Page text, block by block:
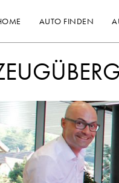
AUTO FINDEN